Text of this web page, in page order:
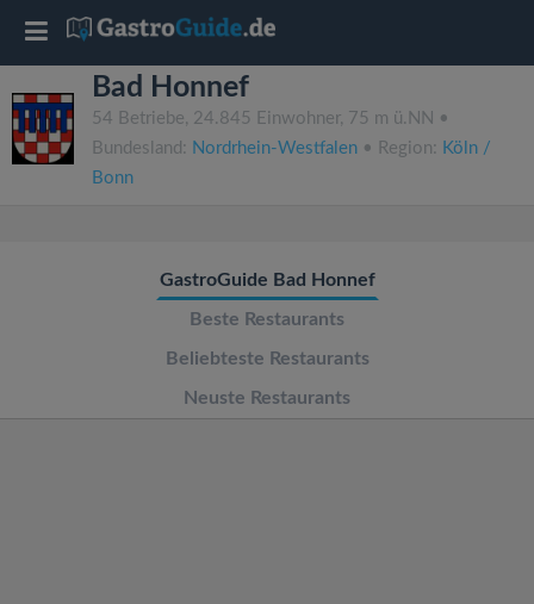
Bad Honnef
54 Betriebe, 24.845 Einwohner, 75 m ü.NN •
Bundesland: Nordrhein-Westfalen • Region: Köln /
Bonn
GastroGuide Bad Honnef
Beste Restaurants
Beliebteste Restaurants
Neuste Restaurants
T
o
g